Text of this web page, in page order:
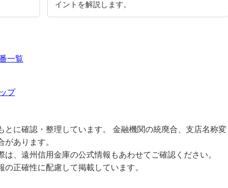
イントを解説します。
一覧
プ
とに確認・整理しています。 金融機関の統廃合、支店名称変
あります。
、遠州信用金庫の公式情報もあわせてご確認ください。
正確性に配慮して掲載しています。